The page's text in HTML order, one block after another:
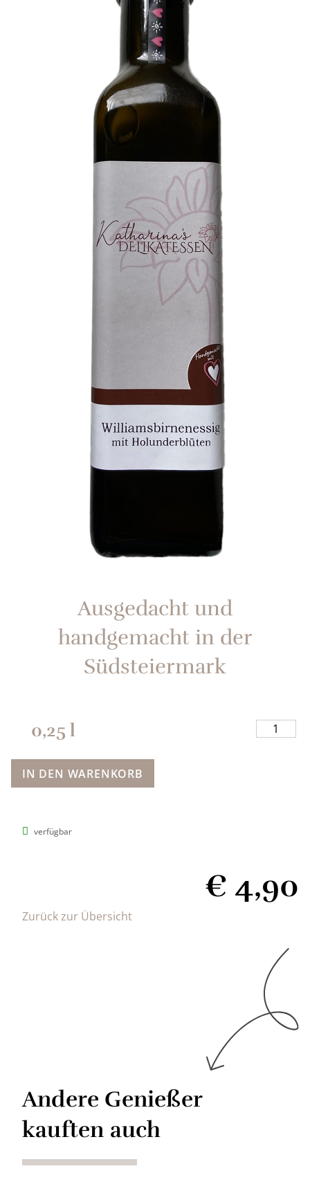
Ausgedacht und
handgemacht in der
Südsteiermark​
0,25 l
IN DEN WARENKORB
verfügbar
€ 4,90
Zurück zur Übersicht
Andere Genießer
kauften auch